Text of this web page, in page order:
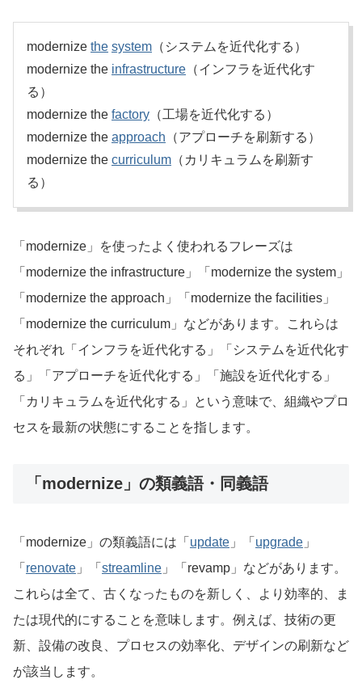
modernize the system （システムを近代化する）
modernize the infrastructure （インフラを近代化す
る）
modernize the factory （工場を近代化する）
modernize the approach （アプローチを刷新する）
modernize the curriculum （カリキュラムを刷新す
る）
「modernize」を使ったよく使われるフレーズは
「modernize the infrastructure」「modernize the system」
「modernize the approach」「modernize the facilities」
「modernize the curriculum」などがあります。これらは
それぞれ「インフラを近代化する」「システムを近代化す
る」「アプローチを近代化する」「施設を近代化する」
「カリキュラムを近代化する」という意味で、組織やプロ
セスを最新の状態にすることを指します。
「modernize」の類義語・同義語
「modernize」の類義語には「 update 」「 upgrade 」
「 renovate 」「 streamline 」「revamp」などがあります。
これらは全て、古くなったものを新しく、より効率的、ま
たは現代的にすることを意味します。例えば、技術の更
新、設備の改良、プロセスの効率化、デザインの刷新など
が該当します。